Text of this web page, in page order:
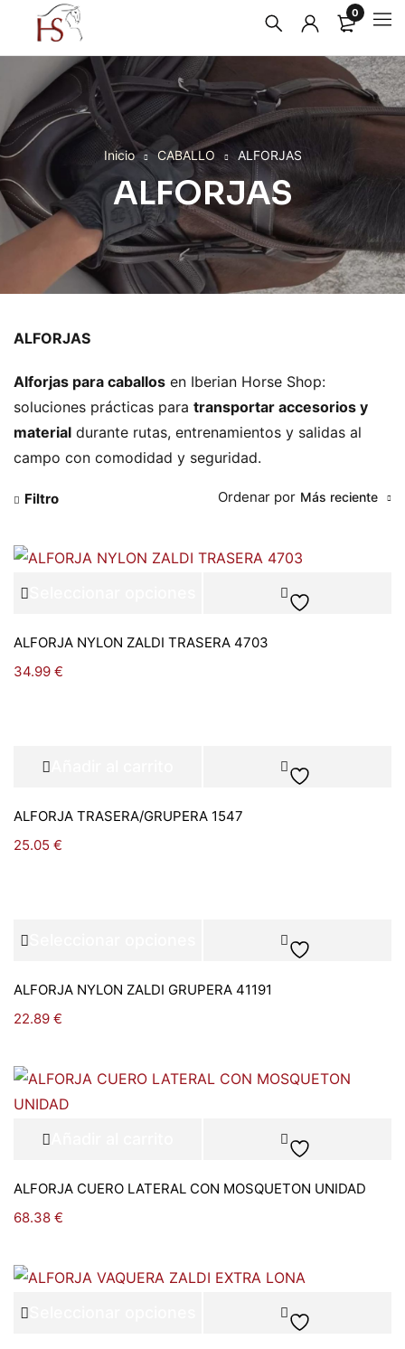
0
ALFORJAS
Inicio CABALLO ALFORJAS
ALFORJAS
Alforjas para caballos en Iberian Horse Shop:
soluciones prácticas para transportar accesorios y
material durante rutas, entrenamientos y salidas al
campo con comodidad y seguridad.
Filtro Ordenar por Más reciente
ALFORJA NYLON ZALDI TRASERA 4703
34.99 €
ALFORJA TRASERA/GRUPERA 1547
25.05 €
ALFORJA NYLON ZALDI GRUPERA 41191
22.89 €
ALFORJA CUERO LATERAL CON MOSQUETON UNIDAD
68.38 €